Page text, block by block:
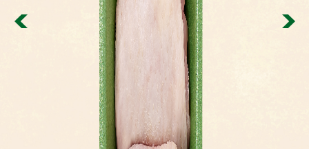
0.19 g 0.38 g
Cuisse de
poulet